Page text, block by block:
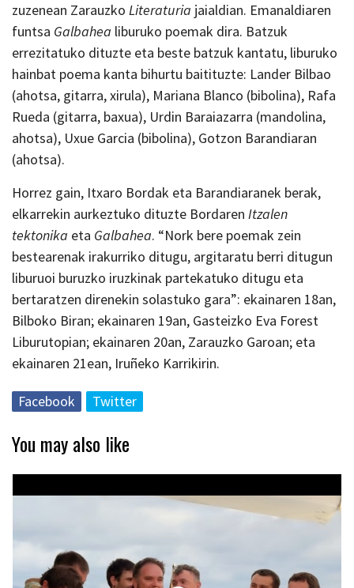
zuzenean Zarauzko Literaturia jaialdian. Emanaldiaren
funtsa Galbahea liburuko poemak dira. Batzuk
errezitatuko dituzte eta beste batzuk kantatu, liburuko
hainbat poema kanta bihurtu baitituzte: Lander Bilbao
(ahotsa, gitarra, xirula), Mariana Blanco (bibolina), Rafa
Rueda (gitarra, baxua), Urdin Baraiazarra (mandolina,
ahotsa), Uxue Garcia (bibolina), Gotzon Barandiaran
(ahotsa).
Horrez gain, Itxaro Bordak eta Barandiaranek berak,
elkarrekin aurkeztuko dituzte Bordaren Itzalen
tektonika eta Galbahea. “Nork bere poemak zein
bestearenak irakurriko ditugu, argitaratu berri ditugun
liburuoi buruzko iruzkinak partekatuko ditugu eta
bertaratzen direnekin solastuko gara”: ekainaren 18an,
Bilboko Biran; ekainaren 19an, Gasteizko Eva Forest
Liburutopian; ekainaren 20an, Zarauzko Garoan; eta
ekainaren 21ean, Iruñeko Karrikirin.
Facebook Twitter
You may also like